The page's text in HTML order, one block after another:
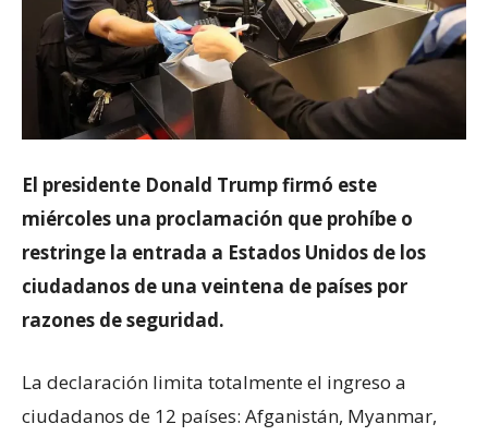
El presidente Donald Trump firmó este
miércoles una proclamación que prohíbe o
restringe la entrada a Estados Unidos de los
ciudadanos de una veintena de países por
razones de seguridad.
La declaración limita totalmente el ingreso a
ciudadanos de 12 países: Afganistán, Myanmar,